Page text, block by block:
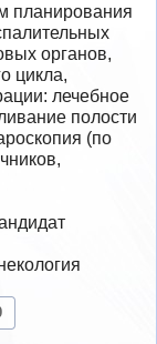
планирования
органов,
цикла,
лечебное
полости
(по